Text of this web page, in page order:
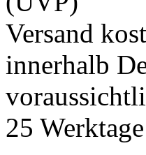
Versand
innerhalb
25 Werktage